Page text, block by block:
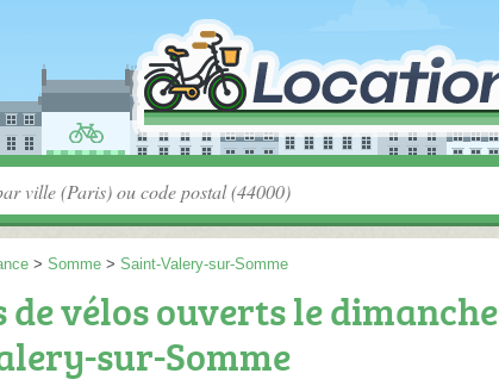
> Somme > Saint-Valery-sur-Somme
de vélos ouverts le dimanche
sur-Somme